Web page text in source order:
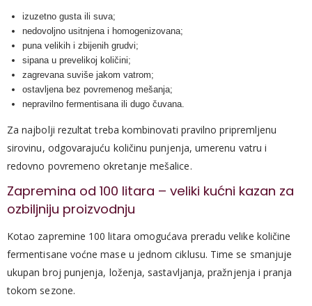
izuzetno gusta ili suva;
nedovoljno usitnjena i homogenizovana;
puna velikih i zbijenih grudvi;
sipana u prevelikoj količini;
zagrevana suviše jakom vatrom;
ostavljena bez povremenog mešanja;
nepravilno fermentisana ili dugo čuvana.
Za najbolji rezultat treba kombinovati pravilno pripremljenu
sirovinu, odgovarajuću količinu punjenja, umerenu vatru i
redovno povremeno okretanje mešalice.
Zapremina od 100 litara – veliki kućni kazan za
ozbiljniju proizvodnju
Kotao zapremine 100 litara omogućava preradu velike količine
fermentisane voćne mase u jednom ciklusu. Time se smanjuje
ukupan broj punjenja, loženja, sastavljanja, pražnjenja i pranja
tokom sezone.